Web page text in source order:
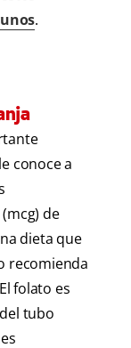
.
conoce a
de
dieta que
recomienda
folato es
tubo